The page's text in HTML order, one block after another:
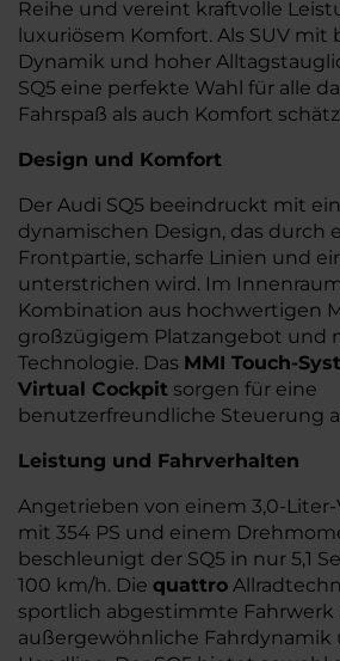
Reihe und vereint kraftvolle
luxuriösem Komfort. Als SUV
Dynamik und hoher
SQ5 eine perfekte Wahl für alle
Fahrspaß als auch Komfort
Design und Komfort
Der Audi SQ5 beeindruckt mit
dynamischen Design, das durch
Frontpartie, scharfe Linien und
unterstrichen wird. Im
Kombination aus hochwertigen
großzügigem Platzangebot und
Technologie. Das MMI Touch-
Virtual Cockpit sorgen für eine
benutzerfreundliche Steuerung
Leistung und Fahrverhalten
Angetrieben von einem 3,0-
mit 354 PS und einem
beschleunigt der SQ5 in nur 5,1
100 km/h. Die quattro
sportlich abgestimmte Fahrwerk
außergewöhnliche Fahrdynamik